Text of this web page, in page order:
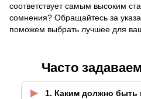
соответствует самым высоким
сомнения? Обращайтесь за
поможем выбрать лучшее для
Часто
1. Каким должно быть